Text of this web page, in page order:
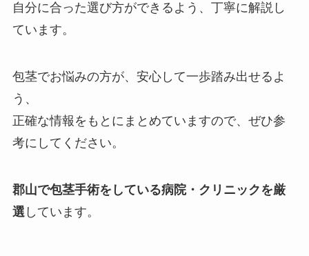
自分に合った選び方ができるよう、丁寧に解説し
ています。
包茎でお悩みの方が、安心して一歩踏み出せるよ
う、
正確な情報をもとにまとめていますので、ぜひ参
考にしてください。
郡山で包茎手術をしている病院・クリニックを厳
選 しています。